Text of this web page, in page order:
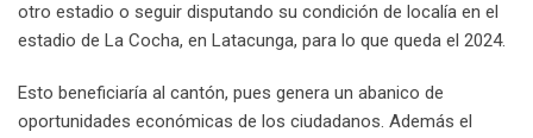
otro estadio o seguir disputando su condición de localía en el
estadio de La Cocha, en Latacunga, para lo que queda el 2024.
Esto beneficiaría al cantón, pues genera un abanico de
oportunidades económicas de los ciudadanos. Además el